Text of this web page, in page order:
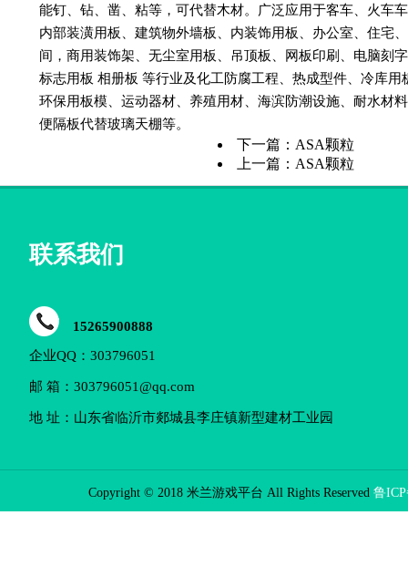
能钉、钻、凿、粘等，可代替木材。广泛应用于客车、火车
内部装潢用板、建筑物外墙板、内装饰用板、办公室、住宅
间，商用装饰架、无尘室用板、吊顶板、网板印刷、电脑刻
标志用板 相册板 等行业及化工防腐工程、热成型件、冷库用
环保用板模、运动器材、养殖用材、海滨防潮设施、耐水材
便隔板代替玻璃天棚等。
下一篇： ASA颗粒
上一篇： ASA颗粒
联系我们
15265900888
企业QQ：303796051
邮 箱：303796051@qq.com
地 址：山东省临沂市郯城县李庄镇新型建材工业园
Copyright © 2018 米兰游戏平台 All Rights Reserved 鲁ICP